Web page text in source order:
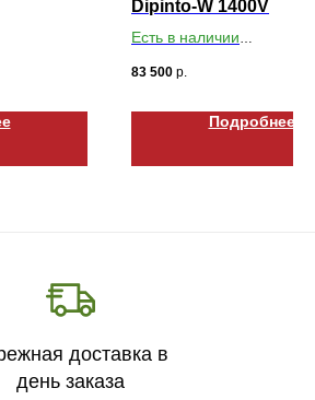
Dipinto-W 1400V
Есть в наличии
83 500 р.
Подробнее
доставка в
день заказа